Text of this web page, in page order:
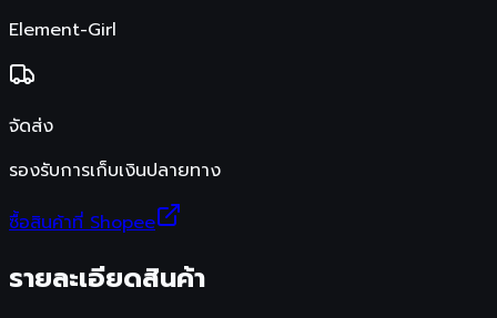
Element-Girl
จัดส่ง
รองรับการเก็บเงินปลายทาง
ซื้อสินค้าที่ Shopee
รายละเอียดสินค้า